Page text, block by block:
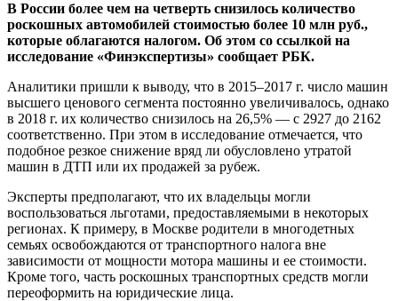
В России более чем на четверть снизилось количество
роскошных автомобилей стоимостью более 10 млн руб.,
которые облагаются налогом. Об этом со ссылкой на
исследование «Финэкспертизы» сообщает РБК.
Аналитики пришли к выводу, что в 2015–2017 г. число машин
высшего ценового сегмента постоянно увеличивалось, однако
в 2018 г. их количество снизилось на 26,5% — с 2927 до 2162
соответственно. При этом в исследование отмечается, что
подобное резкое снижение вряд ли обусловлено утратой
машин в ДТП или их продажей за рубеж.
Эксперты предполагают, что их владельцы могли
воспользоваться льготами, предоставляемыми в некоторых
регионах. К примеру, в Москве родители в многодетных
семьях освобождаются от транспортного налога вне
зависимости от мощности мотора машины и ее стоимости.
Кроме того, часть роскошных транспортных средств могли
переоформить на юридические лица.